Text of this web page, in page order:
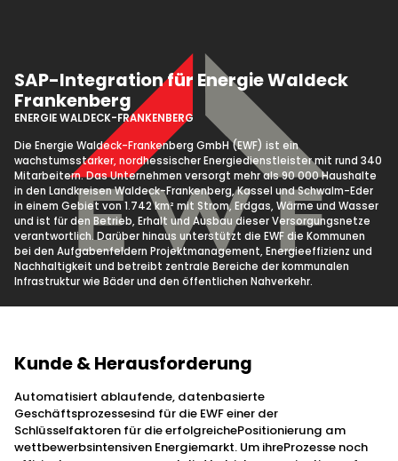
SAP-Integration für Energie Waldeck
Frankenberg
ENERGIE WALDECK-FRANKENBERG
Die Energie Waldeck-Frankenberg GmbH (EWF) ist ein
wachstumsstarker, nordhessischer Energiedienstleister mit rund 340
Mitarbeitern. Das Unternehmen versorgt mehr als 90 000 Haushalte
in den Landkreisen Waldeck-Frankenberg, Kassel und Schwalm-Eder
in einem Gebiet von 1.742 km² mit Strom, Erdgas, Wärme und Wasser
und ist für den Betrieb, Erhalt und Ausbau dieser Versorgungs­netze
verantwortlich. Darüber hinaus unterstützt die EWF die Kommunen
bei den Aufgabenfeldern Projektmanagement, Energieeffizienz und
Nachhaltigkeit und betreibt zentrale Bereiche der kommunalen
Infrastruktur wie Bäder und den öffentlichen Nahverkehr.
Kunde & Herausforderung
Automatisiert ablaufende, datenbasierte
Geschäftsprozessesind für die EWF einer der
Schlüsselfaktoren für die erfolgreichePositionierung am
wettbewerbsintensiven Energiemarkt. Um ihreProzesse noch